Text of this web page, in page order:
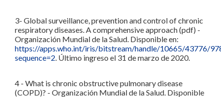
3- Global surveillance, prevention and control of chronic
respiratory diseases. A comprehensive approach (pdf) -
Organización Mundial de la Salud. Disponible en:
https://apps.who.int/iris/bitstream/handle/10665/43776/
sequence=2. Último ingreso el 31 de marzo de 2020.
4 - What is chronic obstructive pulmonary disease
(COPD)? - Organización Mundial de la Salud. Disponible